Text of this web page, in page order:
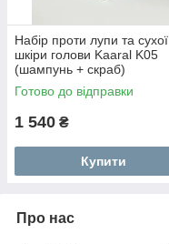
Набір проти лупи та сухої
шкіри голови Kaaral K05
(шампунь + скраб)
Готово до відправки
1 540 ₴
Купити
Про нас